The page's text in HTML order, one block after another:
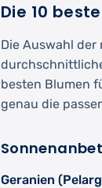
Die 10
Die Auswahl
besten Blumen
genau die
Geranien